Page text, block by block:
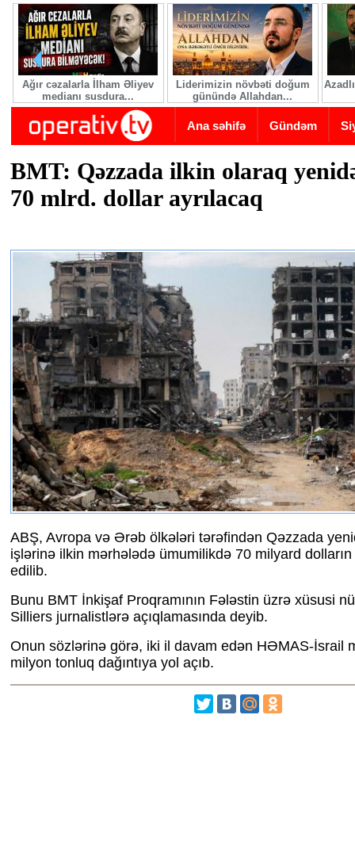
Skip to main content
Ağır cəzalarla İlham Əliyev
medianı susdura...
Liderimizin növbəti doğum
günündə Allahdan...
Ana səhifə Gündəm
BMT: Qəzzada ilkin olaraq
70 mlrd. dollar ayrılacaq
ABŞ, Avropa və Ərəb ölkələri tərəfindən Qəzzada
işlərinə ilkin mərhələdə ümumilikdə 70 milyard dolların
edilib.
Bunu BMT İnkişaf Proqramının Fələstin üzrə xüsusi
Silliers jurnalistlərə açıqlamasında deyib.
Onun sözlərinə görə, iki il davam edən HƏMAS-İsrail
milyon tonluq dağıntıya yol açıb.